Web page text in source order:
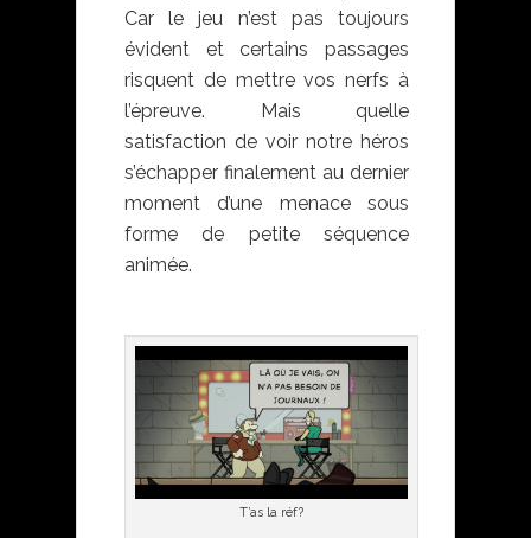
Car le jeu n’est pas toujours
évident et certains passages
risquent de mettre vos nerfs à
l’épreuve. Mais quelle
satisfaction de voir notre héros
s’échapper finalement au dernier
moment d’une menace sous
forme de petite séquence
animée.
T’as la réf?